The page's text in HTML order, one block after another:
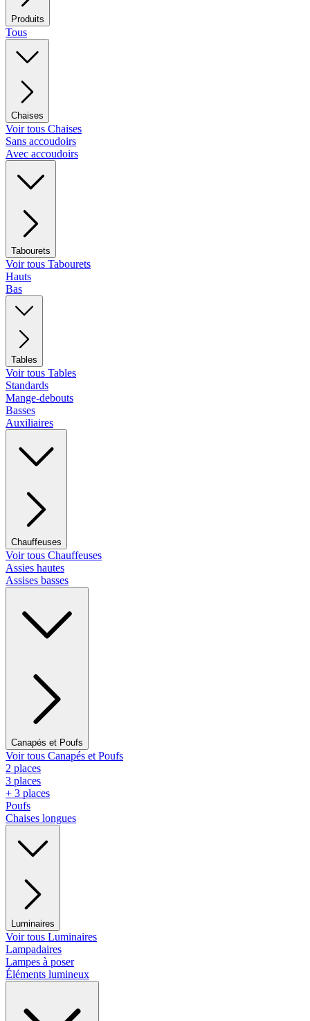
Produits
Tous
Chaises
Voir tous Chaises
Sans accoudoirs
Avec accoudoirs
Tabourets
Voir tous Tabourets
Hauts
Bas
Tables
Voir tous Tables
Standards
Mange-debouts
Basses
Auxiliaires
Chauffeuses
Voir tous Chauffeuses
Assies hautes
Assises basses
Canapés et Poufs
Voir tous Canapés et Poufs
2 places
3 places
+ 3 places
Poufs
Chaises longues
Luminaires
Voir tous Luminaires
Lampadaires
Lampes à poser
Éléments lumineux